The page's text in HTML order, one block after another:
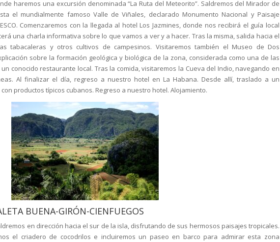
haremos una excursión denominada “La Ruta del Meteorito”. Saldremos del Mirador de
el mundialmente famoso Valle de Viñales, declarado Monumento Nacional y Paisaje
Comenzaremos con la llegada al hotel Los Jazmines, donde nos recibirá el guía local
una charla informativa sobre lo que vamos a ver y a hacer. Tras la misma, salida hacia el
tabacaleras y otros cultivos de campesinos. Visitaremos también el Museo de Dos
sobre la formación geológica y biológica de la zona, considerada como una de las
conocido restaurante local. Tras la comida, visitaremos la Cueva del Indio, navegando en
Al finalizar el día, regreso a nuestro hotel en La Habana. Desde allí, traslado a un
productos típicos cubanos. Regreso a nuestro hotel. Alojamiento.
BUENA-GIRÓN-CIENFUEGOS
en dirección hacia el sur de la isla, disfrutando de sus hermosos paisajes tropicales.
el criadero de cocodrilos e incluiremos un paseo en barco para admirar esta zona